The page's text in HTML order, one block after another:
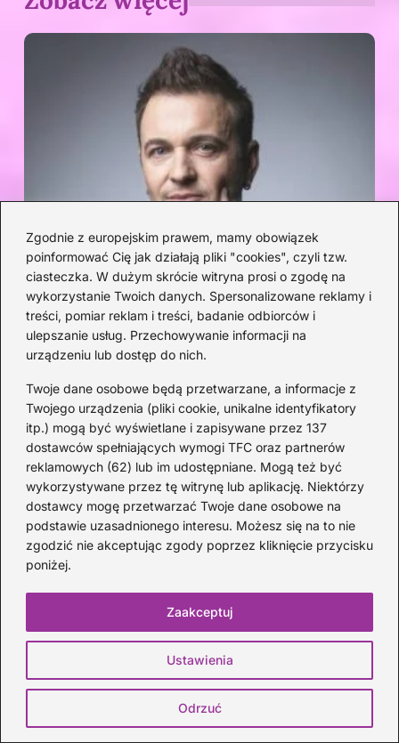
Zgodnie z europejskim prawem, mamy obowiązek
poinformować Cię jak działają pliki "cookies", czyli tzw.
ciasteczka. W dużym skrócie witryna prosi o zgodę na
wykorzystanie Twoich danych. Spersonalizowane reklamy i
treści, pomiar reklam i treści, badanie odbiorców i
ulepszanie usług. Przechowywanie informacji na
urządzeniu lub dostęp do nich.
Twoje dane osobowe będą przetwarzane, a informacje z
Twojego urządzenia (pliki cookie, unikalne identyfikatory
itp.) mogą być wyświetlane i zapisywane przez 137
dostawców spełniających wymogi TFC oraz partnerów
reklamowych (62) lub im udostępniane. Mogą też być
wykorzystywane przez tę witrynę lub aplikację. Niektórzy
dostawcy mogę przetwarzać Twoje dane osobowe na
podstawie uzasadnionego interesu. Możesz się na to nie
zgodzić nie akceptując zgody poprzez kliknięcie przycisku
poniżej.
Ustawienia
Odrzuć
Zaakceptuj
Ja uwielbiam ją – Weekend: historia
popularnego hitu disco polo
2026-08-09
Jak zrobić podkład muzyczny do zdjęć i
stworzyć prezentację, która zachwyca